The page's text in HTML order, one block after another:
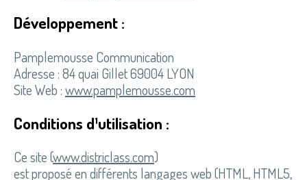
Développement :
Pamplemousse Communication
Adresse : 84 quai Gillet 69004 LYON
Site Web :www.pamplemousse.com
Conditions d¹utilisation :
Ce site (www.districlass.com)
est proposé en différents langages web (HTML, HTML5,